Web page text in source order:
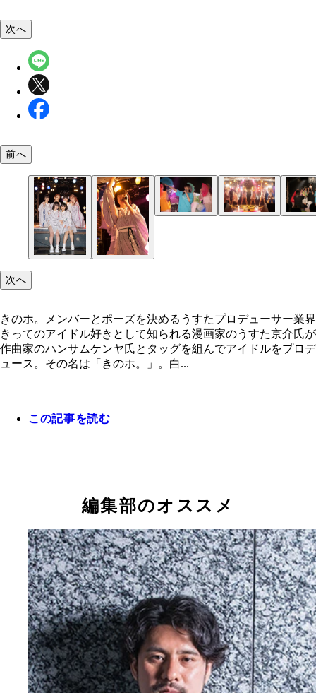
謎の存在感を見せる御守ミコ
拳を突き上げて歌うきのホ。メンバー
メンバーとチェキ撮影をするうすた京介氏
次へ
前へ
次へ
きのホ。メンバーとポーズを決めるうすたプロデューサー業界
きってのアイドル好きとして知られる漫画家のうすた京介氏が
作曲家のハンサムケンヤ氏とタッグを組んでアイドルをプロデ
ュース。その名は「きのホ。」。白...
この記事を読む
編集部のオススメ